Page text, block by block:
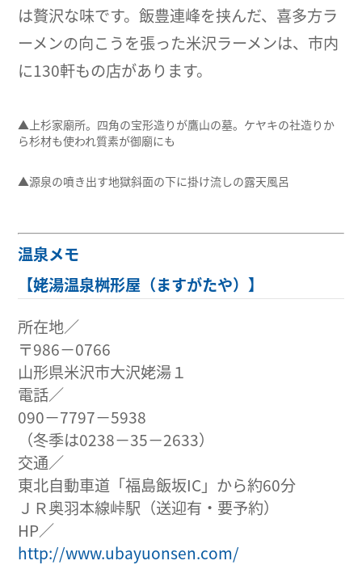
は贅沢な味です。飯豊連峰を挟んだ、喜多方ラ
ーメンの向こうを張った米沢ラーメンは、市内
に130軒もの店があります。
▲上杉家廟所。四角の宝形造りが鷹山の墓。ケヤキの社造りか
ら杉材も使われ質素が御廟にも
▲源泉の噴き出す地獄斜面の下に掛け流しの露天風呂
温泉メモ
【姥湯温泉桝形屋（ますがたや）】
所在地／
〒986−0766
山形県米沢市大沢姥湯１
電話／
090−7797−5938
（冬季は0238−35−2633）
交通／
東北自動車道「福島飯坂IC」から約60分
ＪＲ奥羽本線峠駅（送迎有・要予約）
HP／
http://www.ubayuonsen.com/